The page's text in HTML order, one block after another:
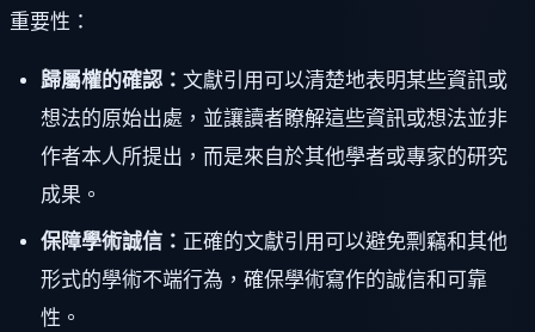
重要性：
歸屬權的確認： 文獻引用可以清楚地表明某些資訊或
想法的原始出處，並讓讀者瞭解這些資訊或想法並非
作者本人所提出，而是來自於其他學者或專家的研究
成果。
保障學術誠信： 正確的文獻引用可以避免剽竊和其他
形式的學術不端行為，確保學術寫作的誠信和可靠
性。